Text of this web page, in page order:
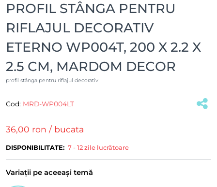
PROFIL STÂNGA PENTRU
RIFLAJUL DECORATIV
ETERNO WP004T, 200 X 2.2 X
2.5 CM, MARDOM DECOR
profil stânga pentru riflajul decorativ
Cod: MRD-WP004LT
36,00 ron / bucata
DISPONIBILITATE: 7 - 12 zile lucrătoare
Variații pe aceeași temă